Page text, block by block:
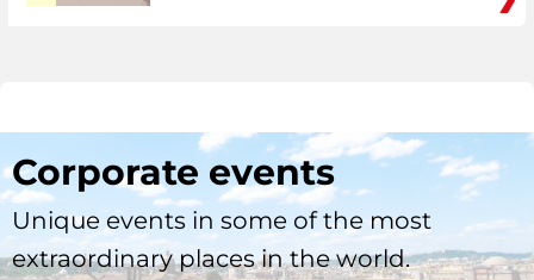
Corporate events
Unique events in some of the most
extraordinary places in the world.